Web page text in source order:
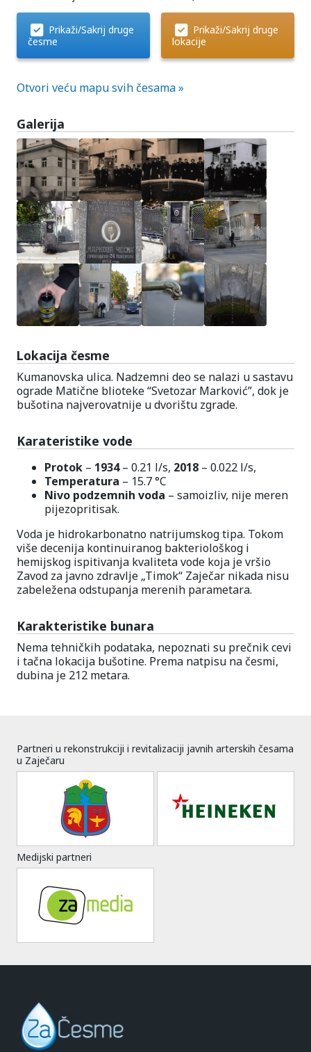
Prikaži/Sakrij druge
česme
Prikaži/Sakrij druge
lokacije
Otvori veću mapu svih česama »
Galerija
Lokacija česme
Kumanovska ulica. Nadzemni deo se nalazi u sastavu
ograde Matične blioteke “Svetozar Marković”, dok je
bušotina najverovatnije u dvorištu zgrade.
Karateristike vode
Protok – 1934– 0.21 l/s, 2018 – 0.022 l/s,
Temperatura – 15.7 °C
Nivo podzemnih voda – samoizliv, nije meren
pijezopritisak.
Voda je hidrokarbonatno natrijumskog tipa. Tokom
više decenija kontinuiranog bakteriološkog i
hemijskog ispitivanja kvaliteta vode koja je vršio
Zavod za javno zdravlje „Timok“ Zaječar nikada nisu
zabeležena odstupanja merenih parametara.
Karakteristike bunara
Nema tehničkih podataka, nepoznati su prečnik cevi
i tačna lokacija bušotine. Prema natpisu na česmi,
dubina je 212 metara.
Partneri u rekonstrukciji i revitalizaciji javnih arterskih česama
u Zaječaru
Medijski partneri